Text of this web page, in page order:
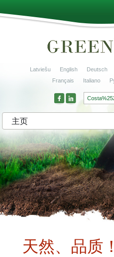
Latviešu English Deutsch
Français
Italiano
主页
天然、品质！